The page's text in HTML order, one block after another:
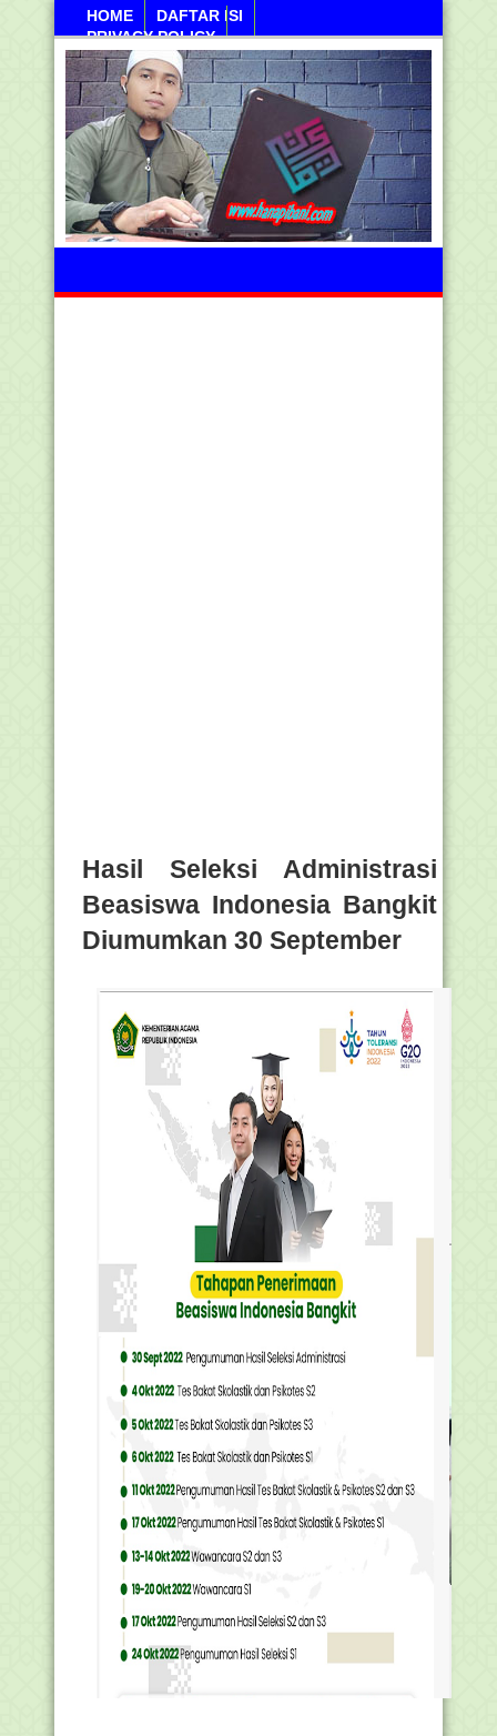
HOME
DAFTAR ISI
PRIVACY POLICY
Kamis, 06 Agustus 2026
Hasil Seleksi Administrasi
Beasiswa Indonesia Bangkit
Diumumkan 30 September